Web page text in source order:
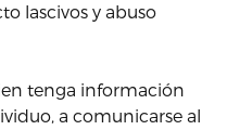
lascivos y abuso
tenga información
a comunicarse al